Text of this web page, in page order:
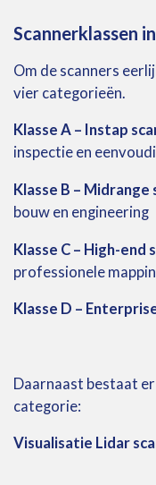
Scannerklassen in
Om de scanners
vier categorieën.
Klasse A – Instap
inspectie en
Klasse B – Midrange
bouw en engineering
Klasse C – High-end
professionele
Klasse D –
Daarnaast bestaat
categorie:
Visualisatie Lidar